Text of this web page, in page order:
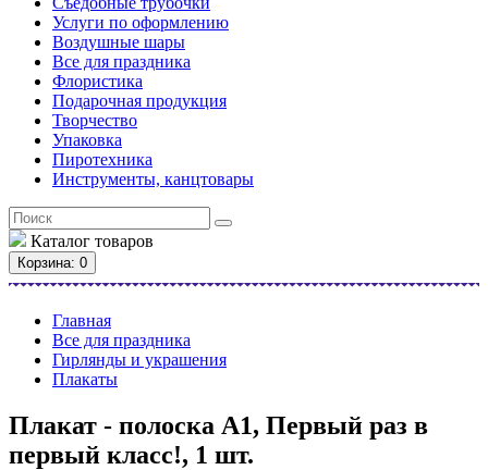
Услуги по оформлению
Воздушные шары
Все для праздника
Флористика
Подарочная продукция
Творчество
Упаковка
Пиротехника
Инструменты, канцтовары
Каталог товаров
Корзина: 0
Главная
Все для праздника
Гирлянды и украшения
Плакаты
Плакат - полоска А1, Первый раз в
первый класс!, 1 шт.